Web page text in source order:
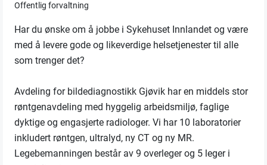
Offentlig forvaltning
Har du ønske om å jobbe i Sykehuset Innlandet og være
med å levere gode og likeverdige helsetjenester til alle
som trenger det?
Avdeling for bildediagnostikk Gjøvik har en middels stor
røntgenavdeling med hyggelig arbeidsmiljø, faglige
dyktige og engasjerte radiologer. Vi har 10 laboratorier
inkludert røntgen, ultralyd, ny CT og ny MR.
Legebemanningen består av 9 overleger og 5 leger i